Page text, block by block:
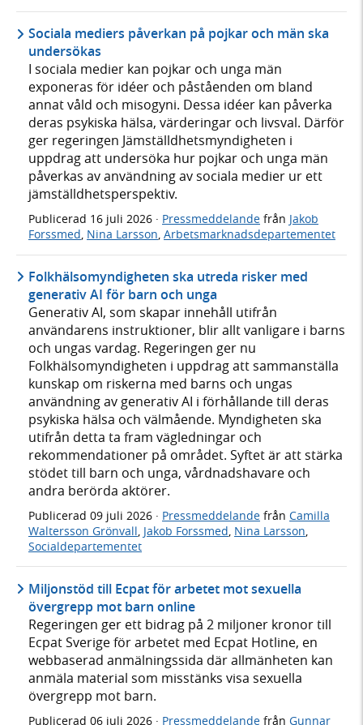
Sociala mediers påverkan på pojkar och män ska
undersökas
I sociala medier kan pojkar och unga män
exponeras för idéer och påståenden om bland
annat våld och misogyni. Dessa idéer kan påverka
deras psykiska hälsa, värderingar och livsval. Därför
ger regeringen Jämställdhetsmyndigheten i
uppdrag att undersöka hur pojkar och unga män
påverkas av användning av sociala medier ur ett
jämställdhetsperspektiv.
Publicerad 16 juli 2026 · Pressmeddelande från Jakob
Forssmed, Nina Larsson, Arbetsmarknadsdepartementet
Folkhälsomyndigheten ska utreda risker med
generativ AI för barn och unga
Generativ AI, som skapar innehåll utifrån
användarens instruktioner, blir allt vanligare i barns
och ungas vardag. Regeringen ger nu
Folkhälsomyndigheten i uppdrag att sammanställa
kunskap om riskerna med barns och ungas
användning av generativ AI i förhållande till deras
psykiska hälsa och välmående. Myndigheten ska
utifrån detta ta fram vägledningar och
rekommendationer på området. Syftet är att stärka
stödet till barn och unga, vårdnadshavare och
andra berörda aktörer.
Publicerad 09 juli 2026 · Pressmeddelande från Camilla
Waltersson Grönvall, Jakob Forssmed, Nina Larsson,
Socialdepartementet
Miljonstöd till Ecpat för arbetet mot sexuella
övergrepp mot barn online
Regeringen ger ett bidrag på 2 miljoner kronor till
Ecpat Sverige för arbetet med Ecpat Hotline, en
webbaserad anmälningssida där allmänheten kan
anmäla material som misstänks visa sexuella
övergrepp mot barn.
Publicerad 06 juli 2026 · Pressmeddelande från Gunnar